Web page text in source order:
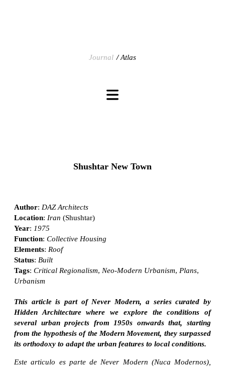
Journal Atlas
Shushtar New Town
Author: DAZ Architects
Location: Iran (Shushtar)
Year: 1975
Function: Collective Housing
Elements: Roof
Status: Built
Tags: Critical Regionalism, Neo-Modern Urbanism, Plans,
Urbanism
This article is part of Never Modern, a series curated by
Hidden Architecture where we explore the conditions of
several urban projects from 1950s onwards that, starting
from the hypothesis of the Modern Movement, they surpassed
its orthodoxy to adapt the urban features to local conditions.
Este articulo es parte de Never Modern (Nuca Modernos),